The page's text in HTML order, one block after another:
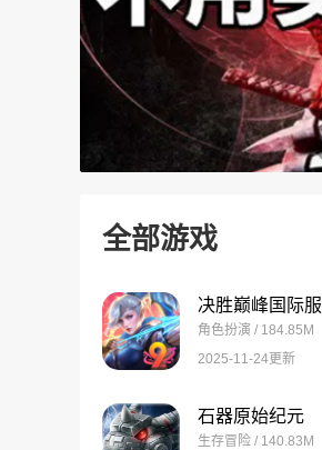
全部游戏
决胜巅峰国际服
角色扮演 / 184.85M
2025-11-24更新
石器原始纪元
生存冒险 / 140.83M